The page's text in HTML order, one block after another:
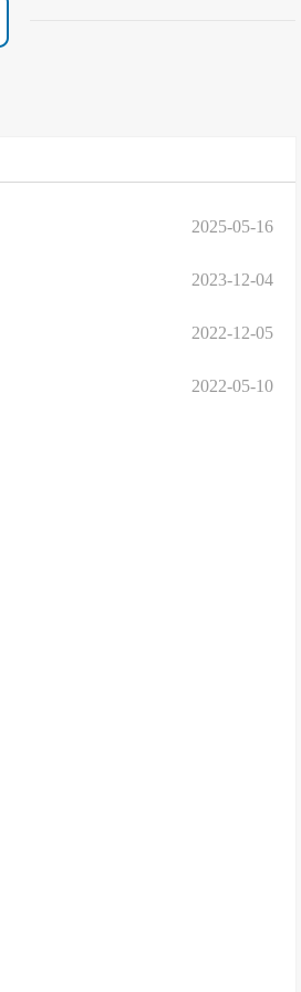
2025-05-16
2023-12-04
2022-12-05
2022-05-10